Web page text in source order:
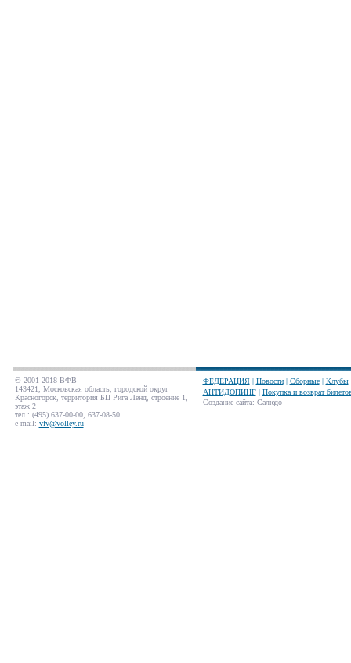
© 2001-2018 ВФВ
143421, Московская область, городской округ
Красногорск, территория БЦ Рига Ленд, строение 1,
этаж 2
тел.: (495) 637-00-00, 637-08-50
e-mail: vfv@volley.ru
ФЕДЕРАЦИЯ| Новости| Сборные| Клубы
АНТИДОПИНГ| Покупка и возврат
Создание сайта: Салюдо